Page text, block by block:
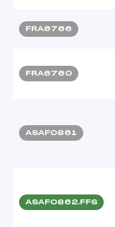
FRA6766
FRA6760
ASAF0861
ASAF0862.FFS